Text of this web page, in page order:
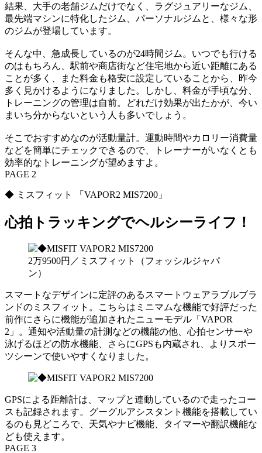
結果、大手の老舗ジムだけでなく、ラグジュアリーなジム、
最先端マシンに特化したジム、パーソナルジムと、様々な形
のジムが登場しています。
そんな中、急成長しているのが24時間ジム。いつでも行ける
のはもちろん、駅前や商店街など住宅地から近い距離にある
ことが多く、また料金も格安に設定していることから、昨今
多く見かけるようになりました。しかし、料金が手頃な分、
トレーニングの管理は自前。どれだけ効果が出たかが、今い
まいち分からないという人も多いでしょう。
そこでおすすめなのが活動量計。運動時間やカロリー消費量
などを簡単にチェックできるので、トレーナーがいなくとも
効率的なトレーニングが望めますよ。
PAGE 2
◆ ミスフィット 「VAPOR2 MIS7200」
心拍トラッキングでヘルシーライフ！
2万9500円／ミスフィット（フォッシルジャパ
ン）
スマートなデザインに定評のあるスマートウェアラブルブラ
ンドのミスフィット。こちらはミニマムな機能で好評だった
前作にさらに機能が追加されたニューモデル「VAPOR
2」。通知や活動量の計測などの機能の他、心拍センサーや
泳げるほどの防水機能、さらにGPSも内蔵され、よりスポー
ツシーンで使いやすくなりました。
GPSによる距離計は、マップと連動しているので走ったコー
スも記録されます。グーグルアシスタント機能を搭載してい
るのも見どころで、天気やナビ機能、タイマーや翻訳機能な
ども使えます。
PAGE 3